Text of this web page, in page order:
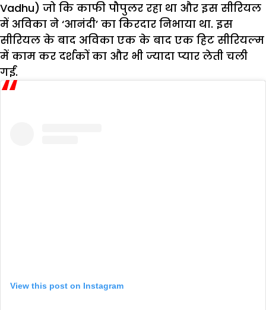
Vadhu) जो कि काफी पौपुलर रहा था और इस सीरियल
में अविका ने ‘आनंदी’ का किरदार निभाया था. इस
सीरियल के बाद अविका एक के बाद एक हिट सीरियल्म
में काम कर दर्शकों का और भी ज्यादा प्यार लेती चली
गईं.
View this post on Instagram